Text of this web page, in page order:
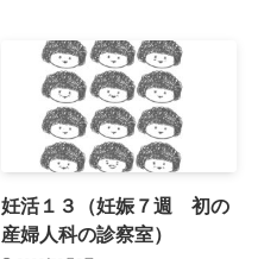
妊活１３（妊娠７週 初の
産婦人科の診察室）